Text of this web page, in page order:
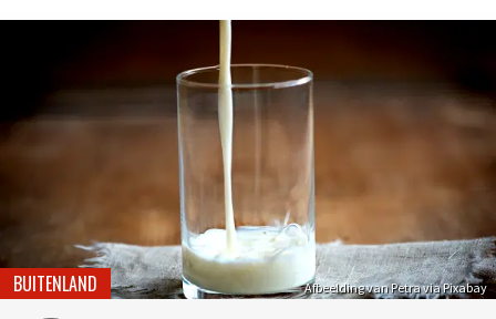
Afbeelding van Petra via Pixabay
BUITENLAND